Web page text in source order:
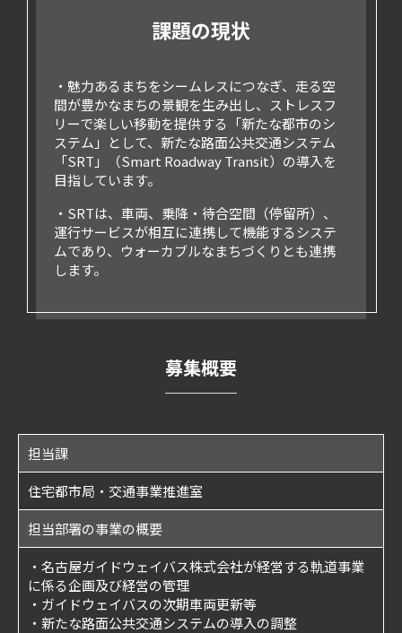
課題の現状
・魅力あるまちをシームレスにつなぎ、走る空
間が豊かなまちの景観を生み出し、ストレスフ
リーで楽しい移動を提供する「新たな都市のシ
ステム」として、新たな路面公共交通システム
「SRT」（Smart Roadway Transit）の導入を
目指しています。
・SRTは、車両、乗降・待合空間（停留所）、
運行サービスが相互に連携して機能するシステ
ムであり、ウォーカブルなまちづくりとも連携
します。
募集概要
担当課
住宅都市局・交通事業推進室
担当部署の事業の概要
・名古屋ガイドウェイバス株式会社が経営する軌道事業
に係る企画及び経営の管理
・ガイドウェイバスの次期車両更新等
・新たな路面公共交通システムの導入の調整